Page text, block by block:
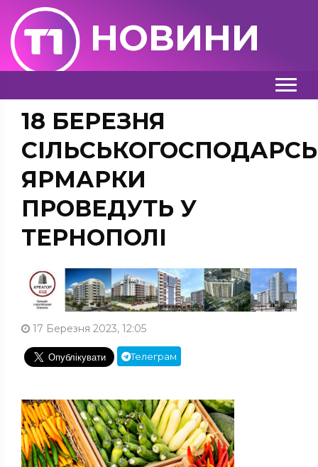
НОВИНИ
18 БЕРЕЗНЯ
ЯРМАРКИ
ПРОВЕДУТЬ У
ТЕРНОПОЛІ
17 Березня 2023, 12:05
Телеграм